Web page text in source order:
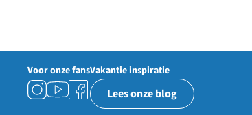
Voor onze fansVakantie inspiratie
Lees onze blog